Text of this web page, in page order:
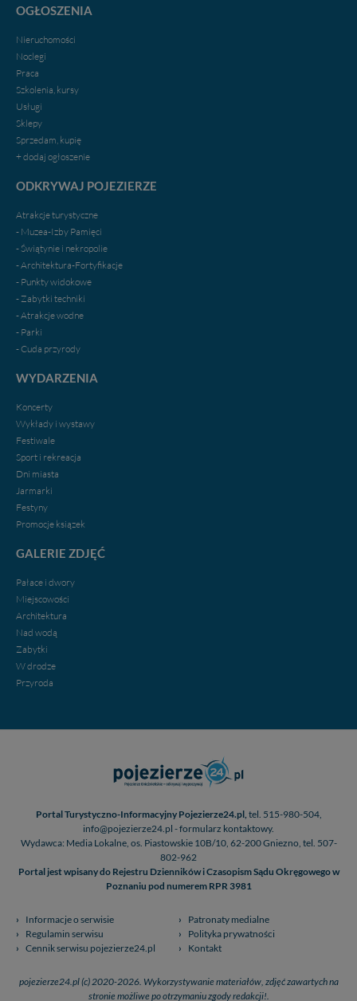
OGŁOSZENIA
Nieruchomości
Noclegi
Praca
Szkolenia, kursy
Usługi
Sklepy
Sprzedam, kupię
+ dodaj ogłoszenie
ODKRYWAJ POJEZIERZE
Atrakcje turystyczne
- Muzea-Izby Pamięci
- Świątynie i nekropolie
- Architektura-Fortyfikacje
- Punkty widokowe
- Zabytki techniki
- Atrakcje wodne
- Parki
- Cuda przyrody
WYDARZENIA
Koncerty
Wykłady i wystawy
Festiwale
Sport i rekreacja
Dni miasta
Jarmarki
Festyny
Promocje ksiązek
GALERIE ZDJĘĆ
Pałace i dwory
Miejscowości
Architektura
Nad wodą
Zabytki
W drodze
Przyroda
Portal Turystyczno-Informacyjny Pojezierze24.pl, tel. 515-980-504,
info@pojezierze24.pl - formularz kontaktowy.
Wydawca: Media Lokalne, os. Piastowskie 10B/10, 62-200 Gniezno, tel. 507-
802-962
Portal jest wpisany do Rejestru Dzienników i Czasopism Sądu Okręgowego w
Poznaniu pod numerem RPR 3981
Informacje o serwisie
Patronaty medialne
Regulamin serwisu
Polityka prywatności
Cennik serwisu pojezierze24.pl
Kontakt
pojezierze24.pl (c) 2020-2026. Wykorzystywanie materiałów, zdjęć zawartych na
stronie możliwe po otrzymaniu zgody redakcji!.